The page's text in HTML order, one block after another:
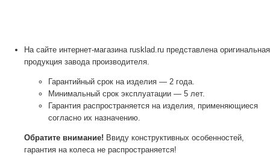
На сайте интернет-магазина rusklad.ru представлена оригинальная
продукция завода производителя.
Гарантийный срок на изделия — 2 года.
Минимальный срок эксплуатации — 5 лет.
Гарантия распространяется на изделия, применяющиеся
согласно их назначению.
Обратите внимание! Ввиду конструктивных особенностей,
гарантия на колеса не распространяется!